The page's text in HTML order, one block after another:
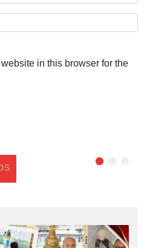
in this browser for the